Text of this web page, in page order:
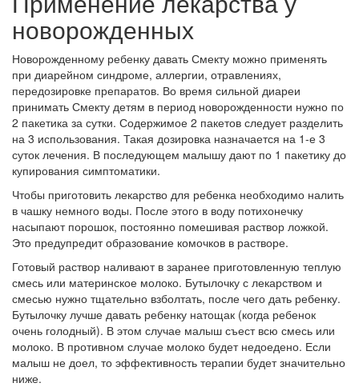
новорожденных
Новорожденному ребенку давать Смекту можно применять
при диарейном синдроме, аллергии, отравлениях,
передозировке препаратов. Во время сильной диареи
принимать Смекту детям в период новорожденности нужно по
2 пакетика за сутки. Содержимое 2 пакетов следует разделить
на 3 использования. Такая дозировка назначается на 1-е 3
суток лечения. В последующем малышу дают по 1 пакетику до
купирования симптоматики.
Чтобы приготовить лекарство для ребенка необходимо налить
в чашку немного воды. После этого в воду потихонечку
насыпают порошок, постоянно помешивая раствор ложкой.
Это предупредит образование комочков в растворе.
Готовый раствор наливают в заранее приготовленную теплую
смесь или материнское молоко. Бутылочку с лекарством и
смесью нужно тщательно взболтать, после чего дать ребенку.
Бутылочку лучше давать ребенку натощак (когда ребенок
очень голодный). В этом случае малыш съест всю смесь или
молоко. В противном случае молоко будет недоедено. Если
малыш не доел, то эффективность терапии будет значительно
ниже.